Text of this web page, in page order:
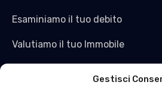
Gestisci
Esaminiamo il tuo debito
Valutiamo il tuo Immobile